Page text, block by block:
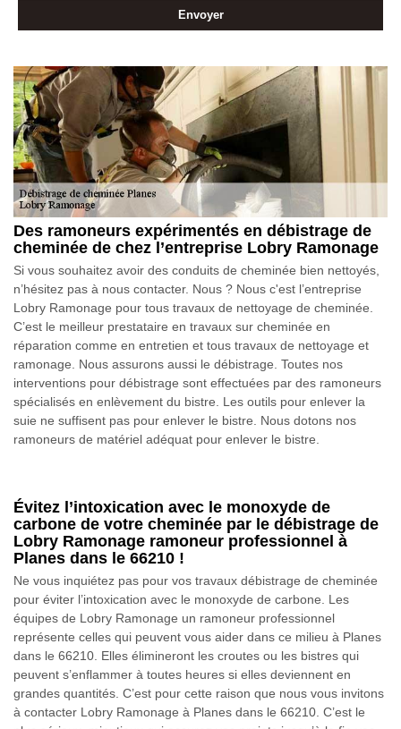
Des ramoneurs expérimentés en débistrage de
cheminée de chez l’entreprise Lobry Ramonage
Si vous souhaitez avoir des conduits de cheminée bien nettoyés,
n’hésitez pas à nous contacter. Nous ? Nous c'est l’entreprise
Lobry Ramonage pour tous travaux de nettoyage de cheminée.
C’est le meilleur prestataire en travaux sur cheminée en
réparation comme en entretien et tous travaux de nettoyage et
ramonage. Nous assurons aussi le débistrage. Toutes nos
interventions pour débistrage sont effectuées par des ramoneurs
spécialisés en enlèvement du bistre. Les outils pour enlever la
suie ne suffisent pas pour enlever le bistre. Nous dotons nos
ramoneurs de matériel adéquat pour enlever le bistre.
Évitez l’intoxication avec le monoxyde de
carbone de votre cheminée par le débistrage de
Lobry Ramonage ramoneur professionnel à
Planes dans le 66210 !
Ne vous inquiétez pas pour vos travaux débistrage de cheminée
pour éviter l’intoxication avec le monoxyde de carbone. Les
équipes de Lobry Ramonage un ramoneur professionnel
représente celles qui peuvent vous aider dans ce milieu à Planes
dans le 66210. Elles élimineront les croutes ou les bistres qui
peuvent s’enflammer à toutes heures si elles deviennent en
grandes quantités. C’est pour cette raison que nous vous invitons
à contacter Lobry Ramonage à Planes dans le 66210. C’est le